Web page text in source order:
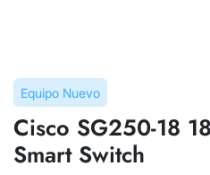
Equipo Nuevo
Cisco SG250-18
Smart Switch